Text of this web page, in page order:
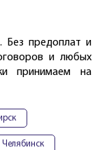
предоплат и
и любых
принимаем на
Челябинск